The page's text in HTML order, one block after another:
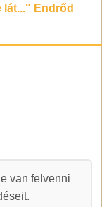
lát..." Endrőd
oldal
van felvenni